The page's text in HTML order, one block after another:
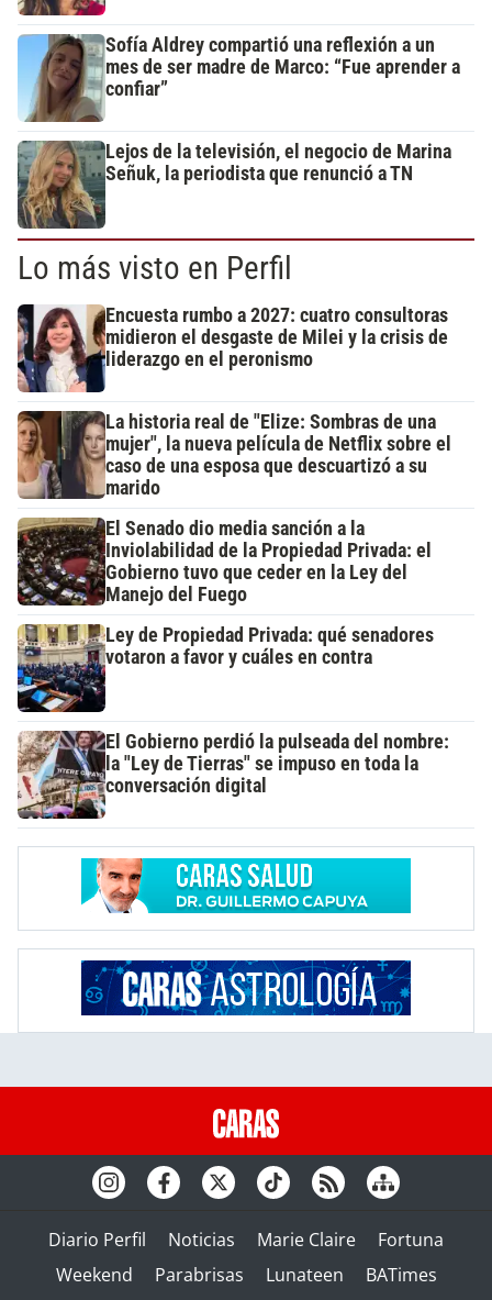
Sofía Aldrey compartió una reflexión a un
mes de ser madre de Marco: “Fue aprender a
confiar”
Lejos de la televisión, el negocio de Marina
Señuk, la periodista que renunció a TN
Lo más visto en Perfil
Encuesta rumbo a 2027: cuatro consultoras
midieron el desgaste de Milei y la crisis de
liderazgo en el peronismo
La historia real de "Elize: Sombras de una
mujer", la nueva película de Netflix sobre el
caso de una esposa que descuartizó a su
marido
El Senado dio media sanción a la
Inviolabilidad de la Propiedad Privada: el
Gobierno tuvo que ceder en la Ley del
Manejo del Fuego
Ley de Propiedad Privada: qué senadores
votaron a favor y cuáles en contra
El Gobierno perdió la pulseada del nombre:
la "Ley de Tierras" se impuso en toda la
conversación digital
Diario Perfil Noticias Marie Claire
Fortuna
Weekend
Parabrisas Lunateen BATimes